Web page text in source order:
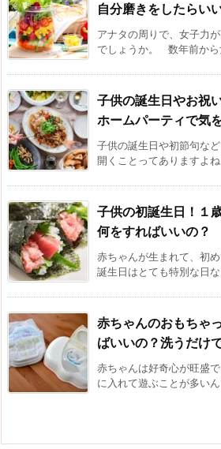
自分磨きをしたらい
アナタの周りで、女子力
でしょうか。 数年前か
子供の誕生日やお祝
ホームパーティで気
子供の誕生日や初節句な
開くことってありますよ
子供の初誕生日！１
何をすればいいの？
赤ちゃんが生まれて、初
誕生日はとても特別な日
赤ちゃんのおもちゃ
ばいいの？洗うだけ
赤ちゃんは好奇心が旺盛
に入れて遊ぶことが多い